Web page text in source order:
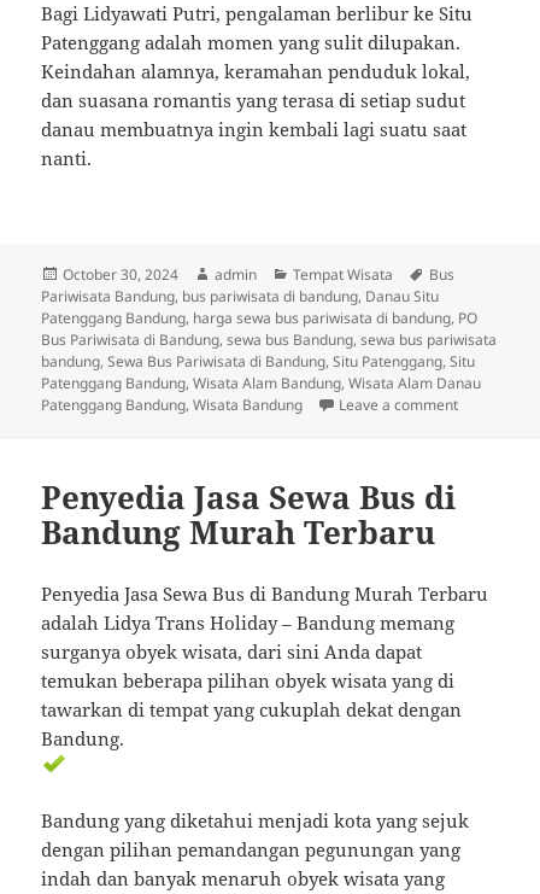
Bagi Lidyawati Putri, pengalaman berlibur ke Situ
Patenggang adalah momen yang sulit dilupakan.
Keindahan alamnya, keramahan penduduk lokal,
dan suasana romantis yang terasa di setiap sudut
danau membuatnya ingin kembali lagi suatu saat
nanti.
Posted
on
October 30, 2024 Author
admin Categories
Tempat Wisata Tags
Bus
Pariwisata Bandung, bus pariwisata di bandung, Danau Situ
Patenggang Bandung, harga sewa bus pariwisata di bandung, PO
Bus Pariwisata di Bandung,sewa bus Bandung,sewa bus pariwisata
bandung,Sewa Bus Pariwisata di Bandung,Situ Patenggang,Situ
Patenggang Bandung,Wisata Alam Bandung,Wisata Alam Danau
Patenggang Bandung,Wisata Bandung Leave a commenton Wisata
Penyedia Jasa Sewa Bus di
Bandung Murah Terbaru
Penyedia Jasa Sewa Bus di Bandung Murah Terbaru
adalah Lidya Trans Holiday – Bandung memang
surganya obyek wisata, dari sini Anda dapat
temukan beberapa pilihan obyek wisata yang di
tawarkan di tempat yang cukuplah dekat dengan
Bandung.
Bandung yang diketahui menjadi kota yang sejuk
dengan pilihan pemandangan pegunungan yang
indah dan banyak menaruh obyek wisata yang